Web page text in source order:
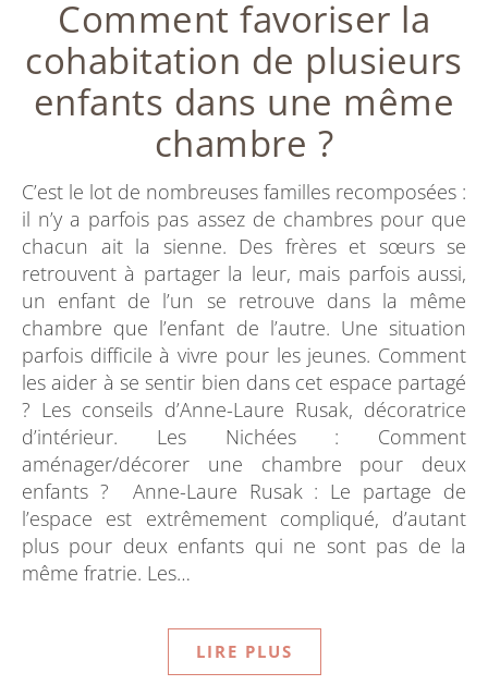
Comment favoriser la
cohabitation de plusieurs
enfants dans une même
chambre ?
C’est le lot de nombreuses familles recomposées :
il n’y a parfois pas assez de chambres pour que
chacun ait la sienne. Des frères et sœurs se
retrouvent à partager la leur, mais parfois aussi,
un enfant de l’un se retrouve dans la même
chambre que l’enfant de l’autre. Une situation
parfois difficile à vivre pour les jeunes. Comment
les aider à se sentir bien dans cet espace partagé
? Les conseils d’Anne-Laure Rusak, décoratrice
d’intérieur. Les Nichées : Comment
aménager/décorer une chambre pour deux
enfants ? Anne-Laure Rusak : Le partage de
l’espace est extrêmement compliqué, d’autant
plus pour deux enfants qui ne sont pas de la
même fratrie. Les…
LIRE PLUS